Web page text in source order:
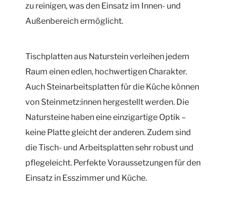
zu reinigen, was den Einsatz im Innen- und
Außenbereich ermöglicht.
Tischplatten aus Naturstein verleihen jedem
Raum einen edlen, hochwertigen Charakter.
Auch Steinarbeitsplatten für die Küche können
von Steinmetz:innen hergestellt werden. Die
Natursteine haben eine einzigartige Optik –
keine Platte gleicht der anderen. Zudem sind
die Tisch- und Arbeitsplatten sehr robust und
pflegeleicht. Perfekte Voraussetzungen für den
Einsatz in Esszimmer und Küche.